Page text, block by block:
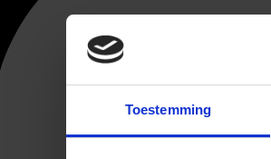
Toestemming